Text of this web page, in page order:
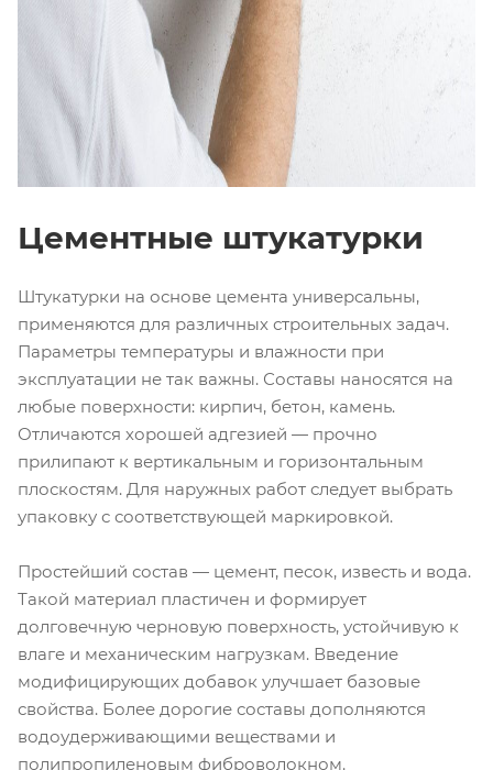
Цементные штукатурки
Штукатурки на основе цемента универсальны,
применяются для различных строительных задач.
Параметры температуры и влажности при
эксплуатации не так важны. Составы наносятся на
любые поверхности: кирпич, бетон, камень.
Отличаются хорошей адгезией — прочно
прилипают к вертикальным и горизонтальным
плоскостям. Для наружных работ следует выбрать
упаковку с соответствующей маркировкой.
Простейший состав — цемент, песок, известь и вода.
Такой материал пластичен и формирует
долговечную черновую поверхность, устойчивую к
влаге и механическим нагрузкам. Введение
модифицирующих добавок улучшает базовые
свойства. Более дорогие составы дополняются
водоудерживающими веществами и
полипропиленовым фиброволокном.